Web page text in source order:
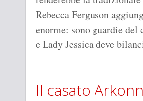
Rebecca Ferguson
enorme: sono guardie del
e Lady Jessica deve
Il casato